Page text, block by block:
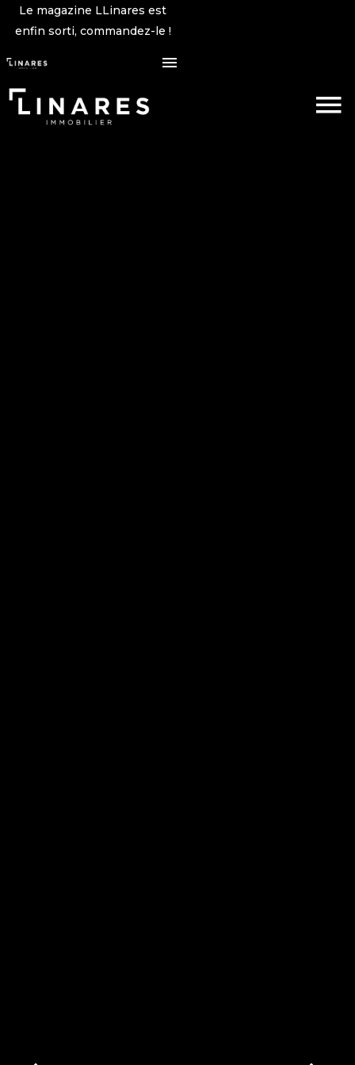
Le magazine LLinares est
enfin sorti, commandez-le !